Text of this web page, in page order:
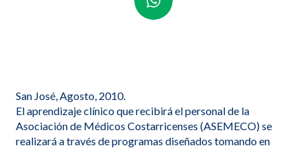
San José, Agosto, 2010.
El aprendizaje clínico que recibirá el personal de la
Asociación de Médicos Costarricenses (ASEMECO) se
realizará a través de programas diseñados tomando en